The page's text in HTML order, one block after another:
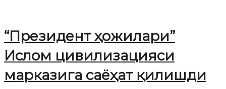
“Президент ҳожилари”
Ислом цивилизацияси
марказига саёҳат қилишди